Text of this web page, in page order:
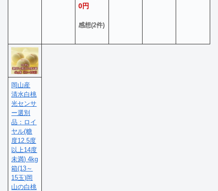
0円
感想(2件)
岡山産
清水白桃
光センサ
ー選別
品：ロイ
ヤル(糖
度12.5度
以上14度
未満) 4kg
箱(13～
15玉)岡
山の白桃